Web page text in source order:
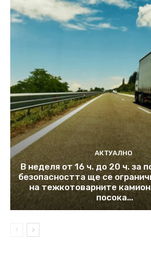
АКТУАЛНО
В неделя от 16 ч. до 20 ч. за
безопасността ще се
на тежкотоварните
посока...